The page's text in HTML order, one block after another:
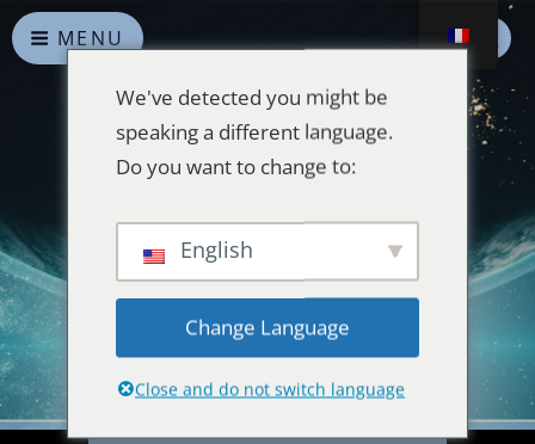
MENU
Alliances Célestes
Que la paix prévale sur la Terre et dans l'Univers
We've detected you might be
speaking a different language.
Do you want to change to:
English
Change Language
Close and do not switch language